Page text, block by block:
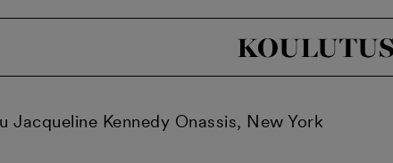
KOULUTUS
Jacqueline Kennedy Onassis, New York